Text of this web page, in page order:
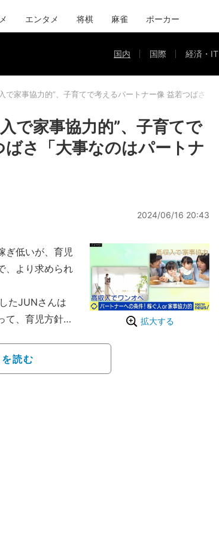
エンタメ 将棋 麻雀 ポーカー
国内 国際 経済・IT
で家事協力的”、子育てで考えるパートナー像 益若つばさ「
で家事協力的”、子育てで
さ「大事なのはパートナ
2024/06/16 20:43
拡大する
ぎ低いが、育児
、より求められ
たJUNさんは
て、育児方針や
され、物価は
読む